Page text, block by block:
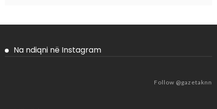
Na ndiqni në Instagram
Follow @gazetaknn